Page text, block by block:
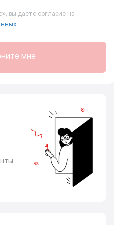
вы даёте согласие на
мне